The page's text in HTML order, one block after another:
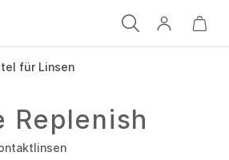
für Linsen
Replenish